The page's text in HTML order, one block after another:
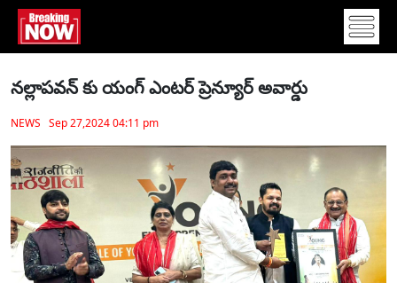
నల్లాపవన్ కు యంగ్ ఎంటర్ ప్రెన్యూర్ అవార్డు
NEWS Sep 27,2024 04:11 pm